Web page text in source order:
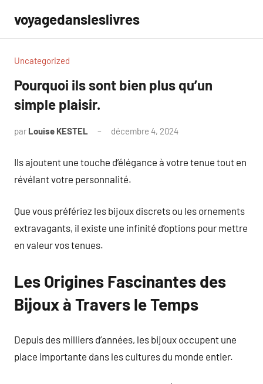
contenu
voyagedansleslivres
Uncategorized
Pourquoi ils sont bien plus qu’un
simple plaisir.
par Louise KESTEL décembre 4, 2024
Ils ajoutent une touche d’élégance à votre tenue tout en
révélant votre personnalité.
Que vous préfériez les bijoux discrets ou les ornements
extravagants, il existe une infinité d’options pour mettre
en valeur vos tenues.
Les Origines Fascinantes des
Bijoux à Travers le Temps
Depuis des milliers d’années, les bijoux occupent une
place importante dans les cultures du monde entier.